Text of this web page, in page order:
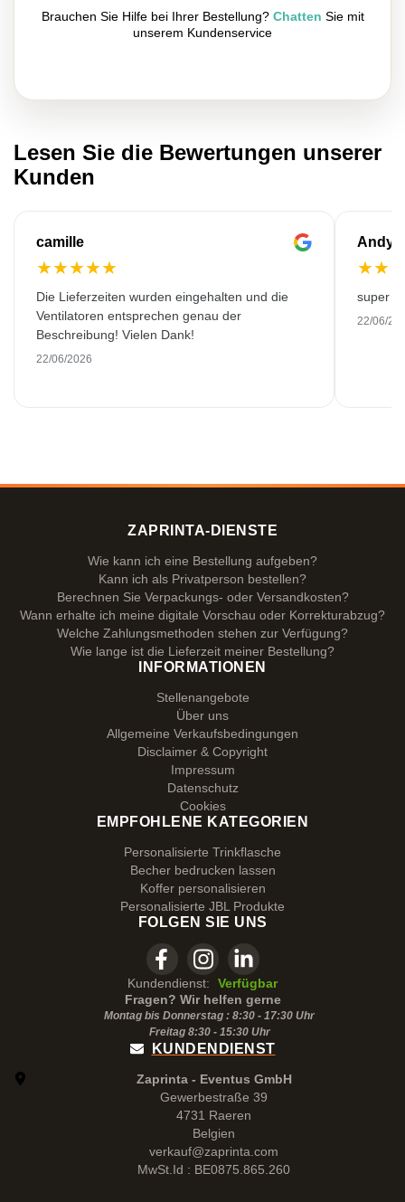
Brauchen Sie Hilfe bei Ihrer Bestellung? Chatten Sie mit
unserem Kundenservice
Lesen Sie die Bewertungen unserer
Kunden
camille
★★★★★
Die Lieferzeiten wurden eingehalten und die
Ventilatoren entsprechen genau der
Beschreibung! Vielen Dank!
22/06/2026
Andy
★★
super
22/06/
ZAPRINTA-DIENSTE
Wie kann ich eine Bestellung aufgeben?
Kann ich als Privatperson bestellen?
Berechnen Sie Verpackungs- oder Versandkosten?
Wann erhalte ich meine digitale Vorschau oder Korrekturabzug?
Welche Zahlungsmethoden stehen zur Verfügung?
Wie lange ist die Lieferzeit meiner Bestellung?
INFORMATIONEN
Stellenangebote
Über uns
Allgemeine Verkaufsbedingungen
Disclaimer & Copyright
Impressum
Datenschutz
Cookies
EMPFOHLENE KATEGORIEN
Personalisierte Trinkflasche
Becher bedrucken lassen
Koffer personalisieren
Personalisierte JBL Produkte
FOLGEN SIE UNS
Kundendienst:
Verfügbar
Fragen? Wir helfen gerne
Montag bis Donnerstag : 8:30 - 17:30 Uhr
Freitag 8:30 - 15:30Uhr
KUNDENDIENST
Zaprinta - Eventus GmbH
Gewerbestraße 39
4731 Raeren
Belgien
verkauf@zaprinta.com
MwSt.Id : BE0875.865.260